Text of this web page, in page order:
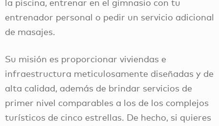
la piscina, entrenar en el gimnasio con tu
entrenador personal o pedir un servicio adicional
de masajes.
Su misión es proporcionar viviendas e
infraestructura meticulosamente diseñadas y de
alta calidad, además de brindar servicios de
primer nivel comparables a los de los complejos
turísticos de cinco estrellas. De hecho, si quieres